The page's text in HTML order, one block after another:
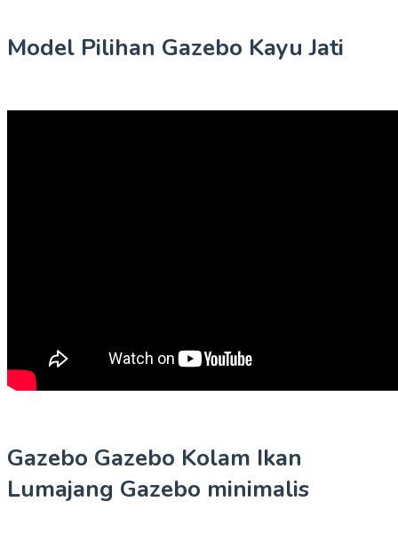
Model Pilihan Gazebo Kayu Jati
Gazebo Gazebo Kolam Ikan
Lumajang Gazebo minimalis